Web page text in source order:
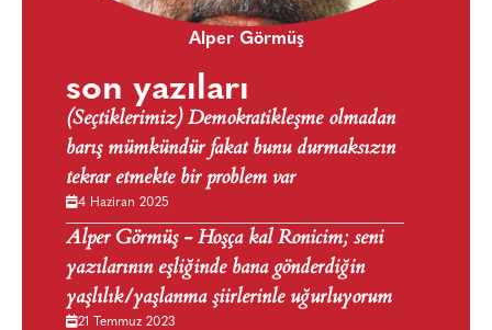
Alper Görmüş
son yazıları
(Seçtiklerimiz) Demokratikleşme olmadan
barış mümkündür fakat bunu durmaksızın
tekrar etmekte bir problem var
4 Haziran 2025
Alper Görmüş - Hoşça kal Ronicim; seni
yazılarının eşliğinde bana gönderdiğin
yaşlılık/yaşlanma şiirlerinle uğurluyorum
21 Temmuz 2023